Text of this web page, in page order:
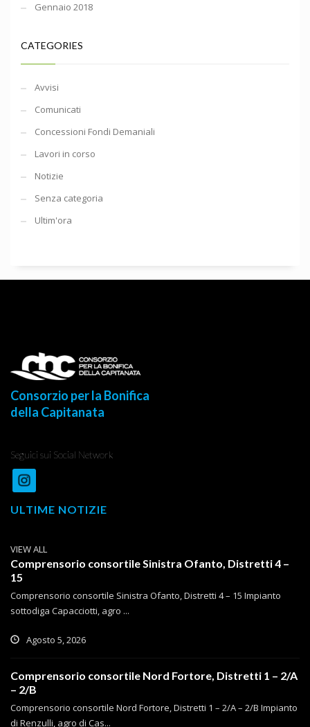
Gennaio 2018
CATEGORIES
Avvisi
Comunicati
Concessioni Fondi Demaniali
Lavori in corso
Notizie
Senza categoria
Ultim'ora
Consorzio per la Bonifica
della Capitanata
Seguici sui Social Network
ULTIME NOTIZIE
VIEW ALL
Comprensorio consortile Sinistra Ofanto, Distretti 4 –
15
Comprensorio consortile Sinistra Ofanto, Distretti 4 – 15 Impianto
sottodiga Capacciotti, agro ...
Agosto 5, 2026
Comprensorio consortile Nord Fortore, Distretti 1 – 2/A
– 2/B
Comprensorio consortile Nord Fortore, Distretti 1 – 2/A – 2/B Impianto
di Renzulli, agro di Cas...